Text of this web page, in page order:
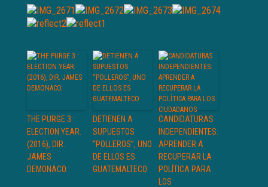
THE PURGE 3 :
ELECTION YEAR.
(2016), DIR.
JAMES
DEMONACO.
DETIENEN A
SUPUESTOS
“POLLEROS”, UNO
DE ELLOS ES
GUATEMALTECO
CANDIDATURAS
INDEPENDIENTES:
APRENDER A
RECUPERAR LA
POLÍTICA PARA
LOS